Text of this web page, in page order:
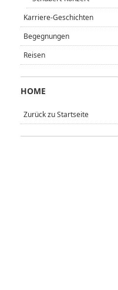
Karriere-Geschichten
Begegnungen
Reisen
HOME
Zurück zu Startseite